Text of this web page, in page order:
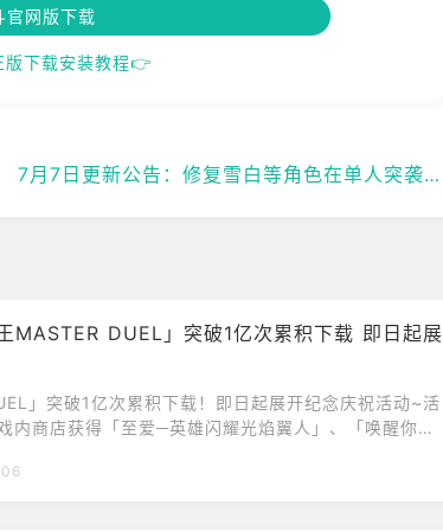
官网版下载
版下载安装教程👉
7月7日更新公告：修复雪白等角色在单人突袭中的异常问题
王MASTER DUEL」突破1亿次累积下载 即日起展
」突破1亿次累积下载！即日起展开纪念庆祝活动~活
内商店获得「至爱─英雄闪耀光焰翼人」、「唤醒你的
今日宣布，可享受游戏王卡